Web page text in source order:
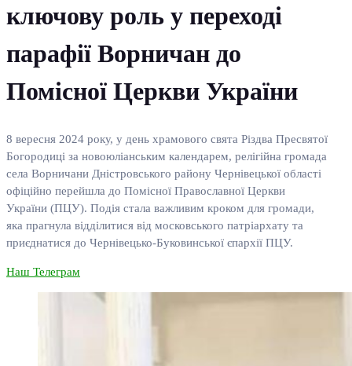
ключову роль у переході
парафії Ворничан до
Помісної Церкви України
8 вересня 2024 року, у день храмового свята Різдва Пресвятої
Богородиці за новоюліанським календарем, релігійна громада
села Ворничани Дністровського району Чернівецької області
офіційно перейшла до Помісної Православної Церкви
України (ПЦУ). Подія стала важливим кроком для громади,
яка прагнула відділитися від московського патріархату та
приєднатися до Чернівецько-Буковинської єпархії ПЦУ.
Наш Телеграм